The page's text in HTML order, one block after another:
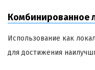
Комбинированное
Использование как
для достижения